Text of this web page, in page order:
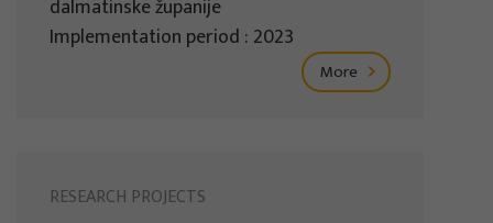
dalmatinske županije
Implementation period : 2023
More
RESEARCH PROJECTS